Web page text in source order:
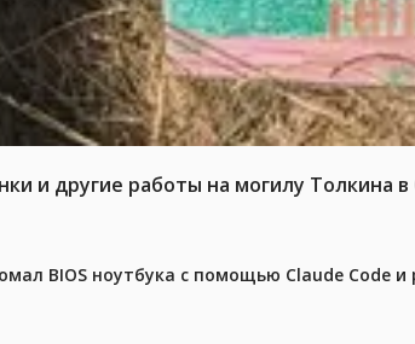
и другие работы на могилу Толкина
BIOS ноутбука с помощью Claude Code